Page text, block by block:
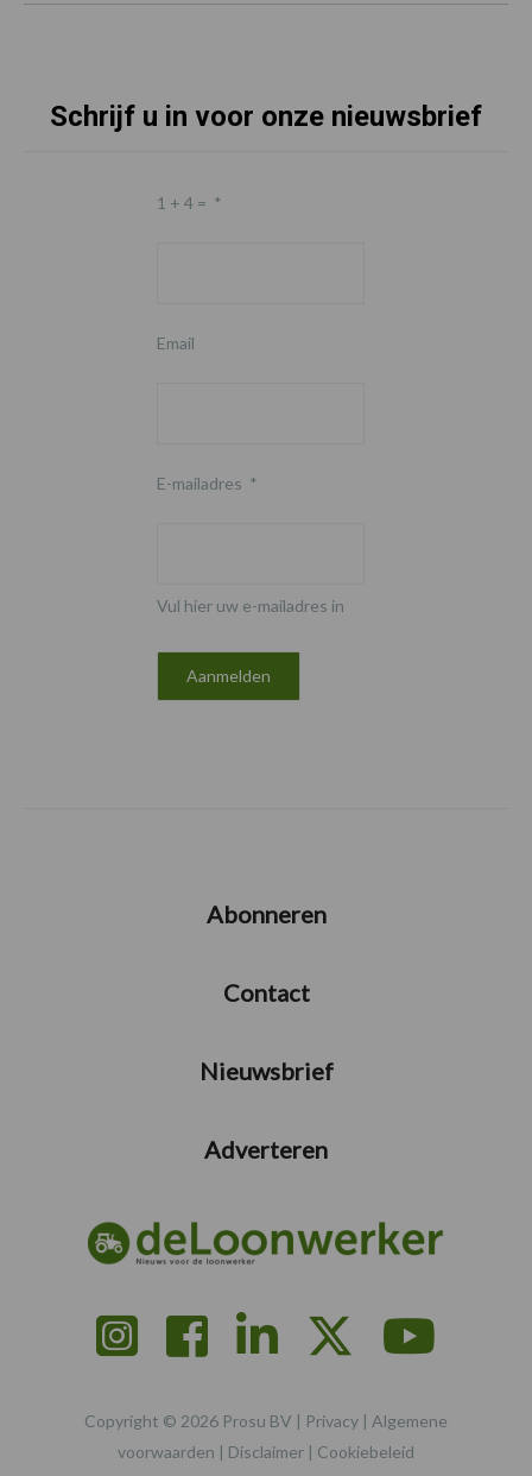
Schrijf u in voor onze nieuwsbrief
1 + 4 = *
Email
E-mailadres *
Vul hier uw e-mailadres in
Abonneren
Contact
Nieuwsbrief
Adverteren
Copyright © 2026 Prosu BV | Privacy | Algemene
voorwaarden | Disclaimer | Cookiebeleid